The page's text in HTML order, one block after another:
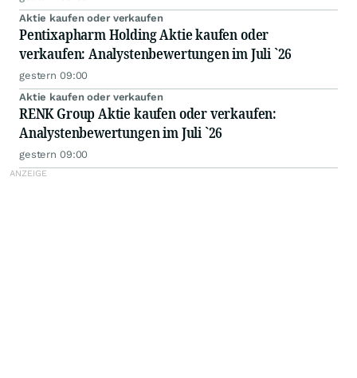
Aktie kaufen oder verkaufen
Pentixapharm Holding Aktie kaufen oder
verkaufen: Analystenbewertungen im Juli `26
gestern 09:00
Aktie kaufen oder verkaufen
RENK Group Aktie kaufen oder verkaufen:
Analystenbewertungen im Juli `26
gestern 09:00